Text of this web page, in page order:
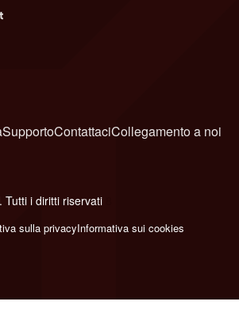
SupportoContattaciCollegamento a noi
i diritti riservati
sulla privacyInformativa sui cookies